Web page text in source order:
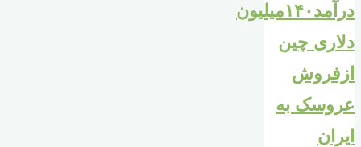
درآمد۱۴۰میلیون
دلاری چین
ازفروش
عروسک به
ایران